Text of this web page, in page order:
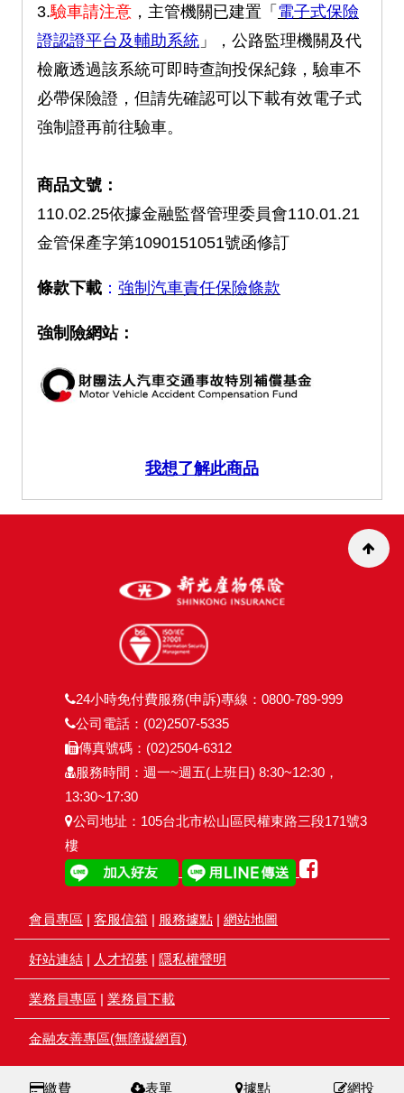
3.驗車請注意 ，主管機關已建置「 電子式保險
證認證平台及輔助系統 」，公路監理機關及代
檢廠透過該系統可即時查詢投保紀錄，驗車不
必帶保險證，但請先確認可以下載有效電子式
強制證再前往驗車。
商品文號：
110.02.25依據金融監督管理委員會110.01.21
金管保產字第1090151051號函修訂
條款下載 ： 強制汽車責任保險條款
強制險網站：
我想了解此商品
24小時免付費服務(申訴)專線：0800-789-999
公司電話：(02)2507-5335
傳真號碼：(02)2504-6312
服務時間：週一~週五(上班日) 8:30~12:30，
13:30~17:30
公司地址：105台北市松山區民權東路三段171號3
樓
會員專區 | 客服信箱 | 服務據點 | 網站地圖
好站連結 | 人才招募 | 隱私權聲明
業務員專區 | 業務員下載
金融友善專區(無障礙網頁)
繳費 表單 據點 網投